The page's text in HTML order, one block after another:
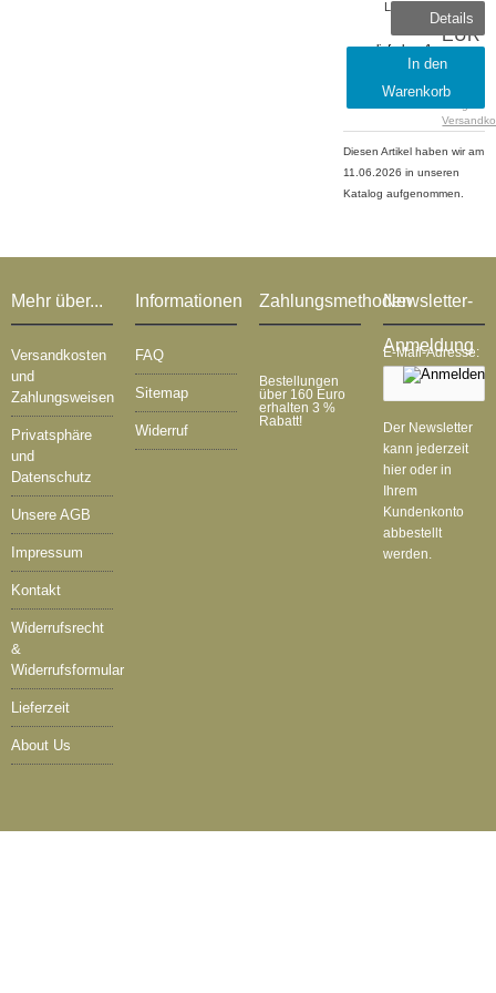
Lieferzeit:
sofort
lieferbar, 1-
2 Tage
11,29
EUR
MwSt.
Details
In den
Warenkorb
Diesen Artikel haben wir am
11.06.2026 in unseren
Katalog aufgenommen.
Mehr über...
Versandkosten
und
Zahlungsweisen
Privatsphäre
und
Datenschutz
Unsere AGB
Impressum
Kontakt
Widerrufsrecht
&
Widerrufsformular
Lieferzeit
About Us
Informationen
FAQ
Sitemap
Widerruf
Zahlungsmethoden
Bestellungen
über 160 Euro
erhalten 3 %
Rabatt!
Newsletter-
Anmeldung
E-Mail-Adresse:
Der Newsletter
kann jederzeit
hier oder in
Ihrem
Kundenkonto
abbestellt
werden.